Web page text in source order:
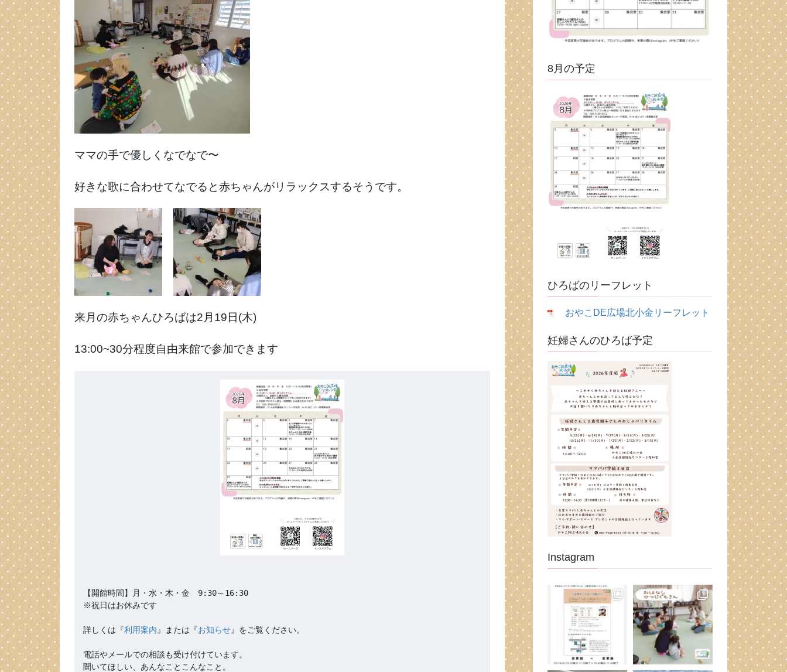
ママの手で優しくなでなで〜
好きな歌に合わせてなでると赤ちゃんがリラックスするそうです。
来月の赤ちゃんひろばは2月19日(木)
13:00~30分程度自由来館で参加できます
【開館時間】月・水・木・金　9:30～16:30
※祝日はお休みです
詳しくは『利用案内 』または『お知らせ』をご覧ください。
電話やメールでの相談も受け付けています。
聞いてほしい、あんなことこんなこと。
8月の予定
ひろばのリーフレット
おやこDE広場北小金リーフレット
妊婦さんのひろば予定
Instagram